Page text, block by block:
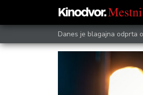
Danes je blagajna odprta